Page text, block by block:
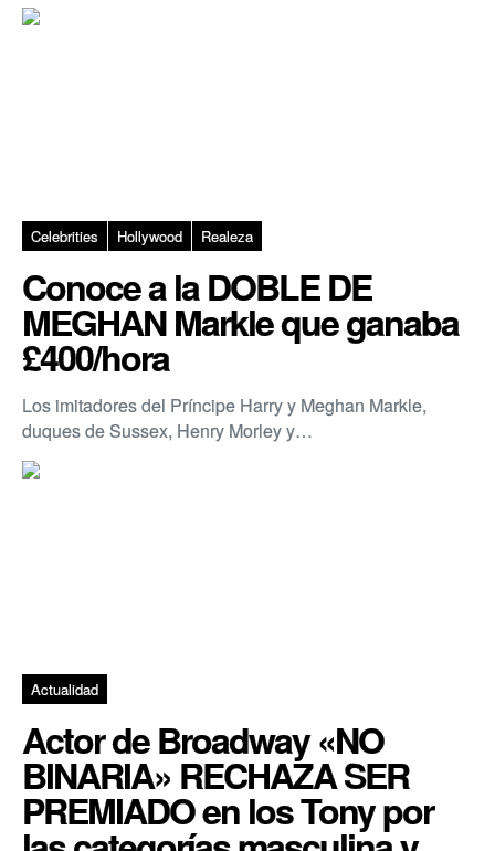
Celebrities Hollywood Realeza
Conoce a la DOBLE DE
MEGHAN Markle que ganaba
£400/hora
Los imitadores del Príncipe Harry y Meghan Markle,
duques de Sussex, Henry Morley y…
Actualidad
Actor de Broadway «NO
BINARIA» RECHAZA SER
PREMIADO en los Tony por